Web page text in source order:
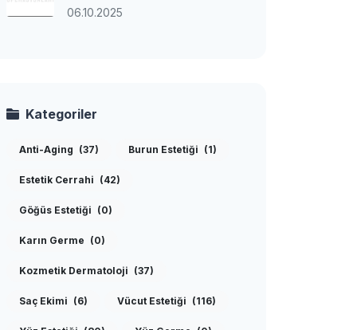
06.10.2025
Kategoriler
Anti-Aging (37) Burun Estetiği (1)
Estetik Cerrahi (42)
Göğüs Estetiği (0)
Karın Germe (0)
Kozmetik Dermatoloji (37)
Saç Ekimi (6) Vücut Estetiği (116)